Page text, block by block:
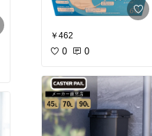
￥462
0 0